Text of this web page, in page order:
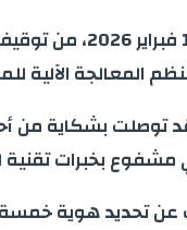
المعالجة الآلية
بشكاية من
بخبرات
عن تحديد